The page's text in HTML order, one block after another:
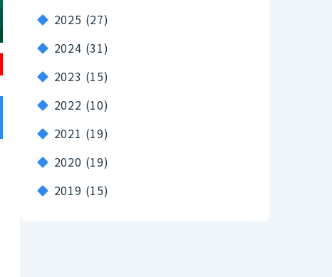
2025 (27)
2024 (31)
2023 (15)
2022 (10)
2021 (19)
2020 (19)
2019 (15)